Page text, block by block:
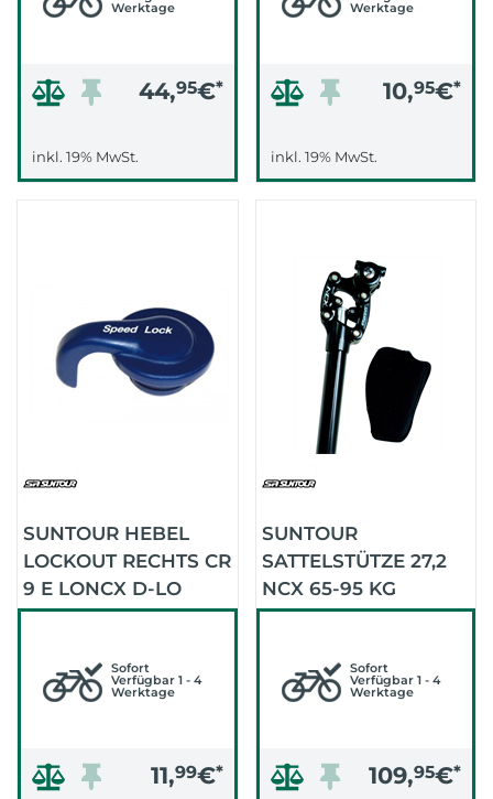
Werktage
44,95€*
inkl. 19% MwSt.
Werktage
10,95€*
inkl. 19% MwSt.
SUNTOUR HEBEL
LOCKOUT RECHTS CR
9 E LONCX D-LO
(BLAU)
Sofort
Verfügbar 1 - 4
Werktage
11,99€*
SUNTOUR
SATTELSTÜTZE 27,2
NCX 65-95 KG
350MM GEFEDERT
Sofort
Verfügbar 1 - 4
Werktage
109,95€*